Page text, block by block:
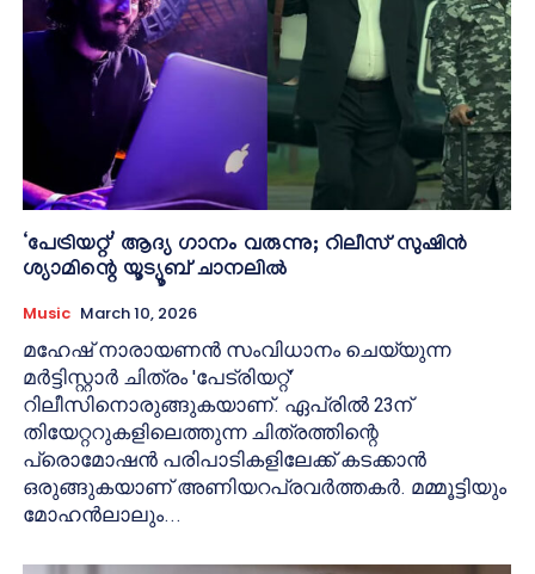
‘പേട്രിയറ്റ്’ ആദ്യ ഗാനം വരുന്നു; റിലീസ് സുഷിൻ
ശ്യാമിന്റെ യൂട്യൂബ് ചാനലിൽ
Music March 10, 2026
മഹേഷ് നാരായണൻ സംവിധാനം ചെയ്യുന്ന
മർട്ടിസ്റ്റാർ ചിത്രം 'പേട്രിയറ്റ്'
റിലീസിനൊരുങ്ങുകയാണ്. ഏപ്രിൽ 23ന്
തിയേറ്ററുകളിലെത്തുന്ന ചിത്രത്തിന്റെ
പ്രൊമോഷൻ പരിപാടികളിലേക്ക് കടക്കാൻ
ഒരുങ്ങുകയാണ് അണിയറപ്രവർത്തകർ. മമ്മൂട്ടിയും
മോഹൻലാലും...